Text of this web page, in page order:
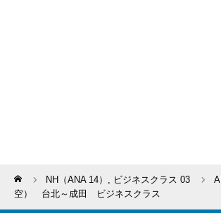
Home NH（ANA 14） , ビジネスクラス 03
空） 台北～成田 ビジネスクラス